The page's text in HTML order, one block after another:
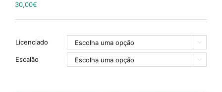
30,00€
Licenciado 
Escalão 